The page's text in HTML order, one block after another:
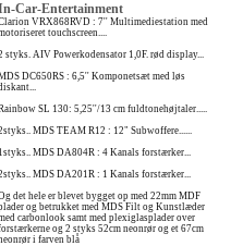
Car-Entertainment
VRX868RVD : 7'' Multimediestation med
touchscreen....
styks. AIV Powerkodensator 1,0F. rød display...
DC650RS : 6,5'' Komponetsæt med løs
SL 130: 5,25''/13 cm fuldtonehøjtaler.....
MDS TEAM R12 : 12" Subwoffere......
1styks.. MDS DA804R : 4 Kanals forstærker...
MDS DA201R : 1 Kanals forstærker...
det hele er blevet bygget op med 22mm MDF
og betrukket med MDS Filt og Kunstlæder
carbonlook samt med plexiglasplader over
og 2 styks 52cm neonrør og et 67cm
i farven blå